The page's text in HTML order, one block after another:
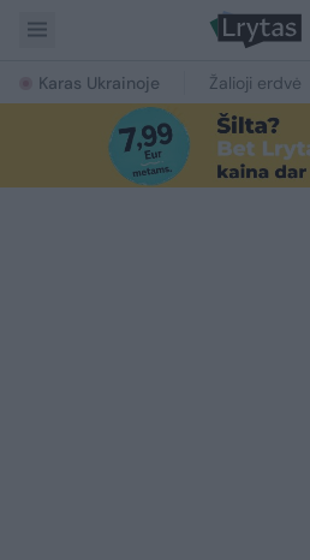
Karas Ukrainoje Žalioji erdvė